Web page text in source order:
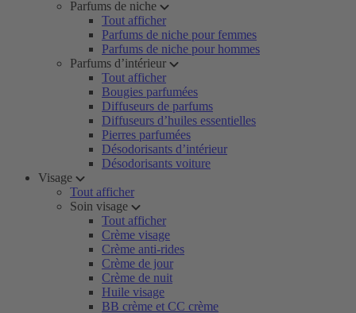
Parfums de niche
Tout afficher
Parfums de niche pour femmes
Parfums de niche pour hommes
Parfums d’intérieur
Tout afficher
Bougies parfumées
Diffuseurs de parfums
Diffuseurs d’huiles essentielles
Pierres parfumées
Désodorisants d’intérieur
Désodorisants voiture
Visage
Tout afficher
Soin visage
Tout afficher
Crème visage
Crème anti-rides
Crème de jour
Crème de nuit
Huile visage
BB crème et CC crème